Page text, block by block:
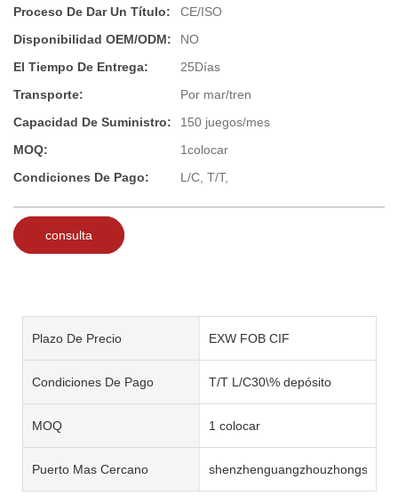
Proceso De Dar Un Título:
CE/ISO
Disponibilidad OEM/ODM:
NO
El Tiempo De Entrega:
25Días
Transporte:
Por mar/tren
Capacidad De Suministro:
150 juegos/mes
MOQ:
1colocar
Condiciones De Pago:
L/C, T/T,
consulta
Plazo De Precio EXW FOB CIF
Condiciones De Pago T/T L/C30\% depósito
MOQ 1 colocar
Puerto Mas Cercano shenzhenguangzhouzhongshan